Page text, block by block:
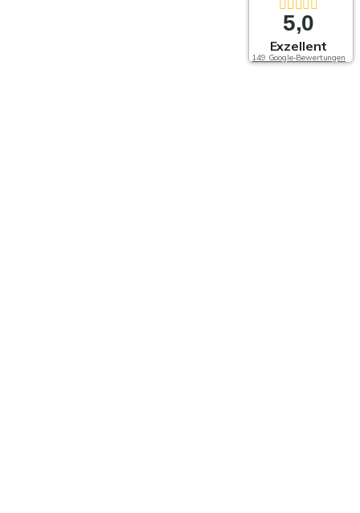
5,0
Exzellent
149 Google-Bewertungen